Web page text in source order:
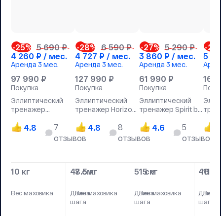
-25% 5 690 ₽
4 260 ₽ / мес.
Аренда 3 мес.
97 990 ₽
Покупка
Эллиптический
тренажер
4.8
7
отзывов
10 кг
Вес маховика
47 см
Длина
шага
-28% 6 590 ₽
4 727 ₽ / мес.
Аренда 3 мес.
127 990 ₽
Покупка
Эллиптический
тренажер Horizon
4.8
8
отзывов
8.5 кг
Вес маховика
51 см
Длина
шага
-27% 5 290 ₽
3 860 ₽ / мес.
Аренда 3 мес.
61 990 ₽
Покупка
Эллиптический
тренажер Spirit by
4.6
5
отзывов
15 кг
Вес маховика
46
Длина
шага
-26
5
169
11 кг
Вес